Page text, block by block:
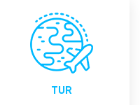
TUR
Yurtiçi ve Yurtdışı Turlar